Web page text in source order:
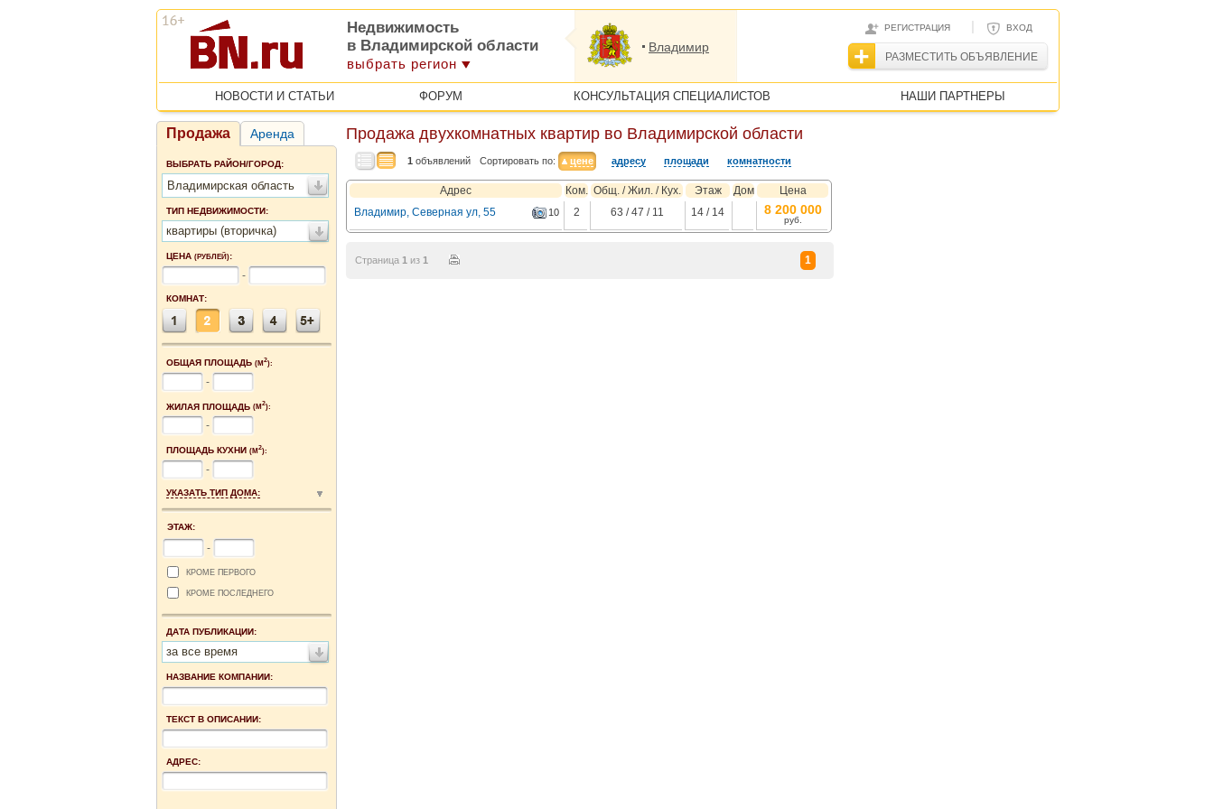
РЕГИСТРАЦИЯ | ВХОД
РАЗМЕСТИТЬ ОБЪЯВЛЕНИЕ
Недвижимость
в Владимирской области
выбрать регион
Владимир
НОВОСТИ И СТАТЬИ ФОРУМ КОНСУЛЬТАЦИЯ СПЕЦИАЛИСТОВ НАШИ ПАРТНЕРЫ
Продажа Аренда
ВЫБРАТЬ РАЙОН/ГОРОД:
Владимирская область
ТИП НЕДВИЖИМОСТИ:
квартиры (вторичка)
ЦЕНА (РУБЛЕЙ):
-
КОМНАТ:
ОБЩАЯ ПЛОЩАДЬ (М2):
-
ЖИЛАЯ ПЛОЩАДЬ (М2):
-
ПЛОЩАДЬ КУХНИ (М2):
-
УКАЗАТЬ ТИП ДОМА:
ЭТАЖ:
-
КРОМЕ ПЕРВОГО
КРОМЕ ПОСЛЕДНЕГО
ДАТА ПУБЛИКАЦИИ:
за все время
НАЗВАНИЕ КОМПАНИИ:
ТЕКСТ В ОПИСАНИИ:
АДРЕС:
Продажа двухкомнатных квартир во Владимирской области
1 объявлений Сортировать по: цене адресу площади комнатности
Адрес Ком. Общ. / Жил. / Кух. Этаж Дом
Цена
Владимир, Северная ул, 55
10 2 63 / 47 / 11 14 / 14 8 200 000
руб.
Страница 1 из 1 1